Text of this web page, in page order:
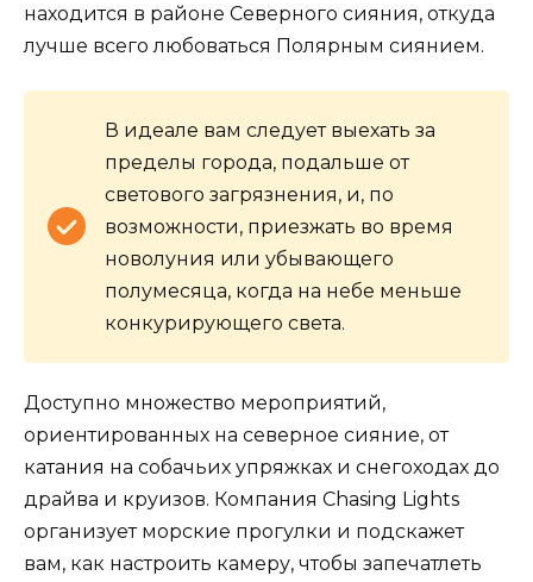
находится в районе Северного сияния, откуда
лучше всего любоваться Полярным сиянием.
В идеале вам следует выехать за
пределы города, подальше от
светового загрязнения, и, по
возможности, приезжать во время
новолуния или убывающего
полумесяца, когда на небе меньше
конкурирующего света.
Доступно множество мероприятий,
ориентированных на северное сияние, от
катания на собачьих упряжках и снегоходах до
драйва и круизов. Компания Chasing Lights
организует морские прогулки и подскажет
вам, как настроить камеру, чтобы запечатлеть